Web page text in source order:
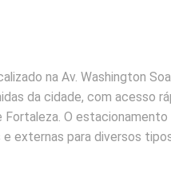
na Av. Washington
da cidade, com acesso
Fortaleza. O
externas para diversos